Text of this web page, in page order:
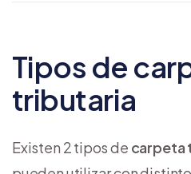
Tipos de
tributaria
Existen 2 tipos de carpeta